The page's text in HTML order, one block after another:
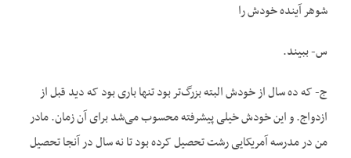
شوهر آینده خودش را
س- ببیند.
ج- که ده سال از خودش البته بزرگ‌تر بود تنها باری بود که دید قبل از
ازدواج. و این خودش خیلی پیشرفته محسوب می‌شد برای آن زمان. مادر
من در مدرسه آمریکایی رشت تحصیل کرده بود تا نه سال در آنجا تحصیل